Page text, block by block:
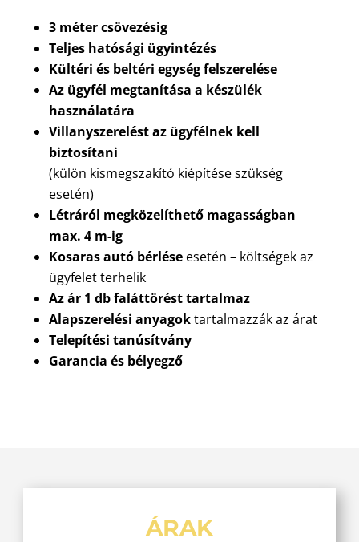
3 méter csövezésig
Teljes hatósági ügyintézés
Kültéri és beltéri egység felszerelése
Az ügyfél megtanítása a készülék
használatára
Villanyszerelést az ügyfélnek kell
biztosítani
(külön kismegszakító kiépítése szükség
esetén)
Létráról megközelíthető magasságban
max. 4 m-ig
Kosaras autó bérléseesetén – költségek az
ügyfelet terhelik
Az ár 1 db faláttörést tartalmaz
Alapszerelési anyagoktartalmazzák az árat
Telepítési tanúsítvány
Garancia és bélyegző
ÁRAK